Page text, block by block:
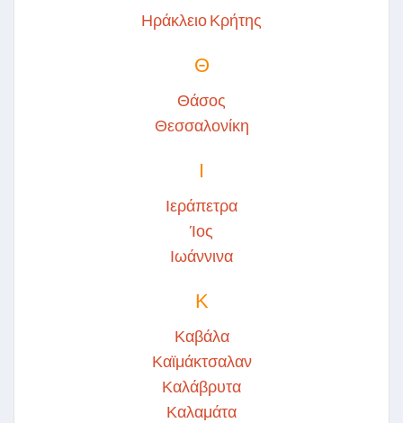
Ηράκλειο Κρήτης
Θ
Θάσος
Θεσσαλονίκη
Ι
Ιεράπετρα
Ίος
Ιωάννινα
Κ
Καβάλα
Καϊμάκτσαλαν
Καλάβρυτα
Καλαμάτα